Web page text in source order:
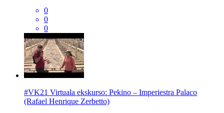
0
0
0
#VK21 Virtuala ekskurso: Pekino – Imperiestra Palaco
(Rafael Henrique Zerbetto)